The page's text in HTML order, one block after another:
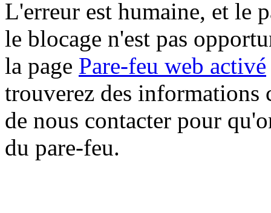
L'erreur est humaine, et le
le blocage n'est pas
la page Pare-feu web activé
trouverez des informations
de nous contacter pour
du pare-feu.